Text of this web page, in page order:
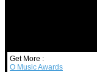
Get More :
O Music Awards